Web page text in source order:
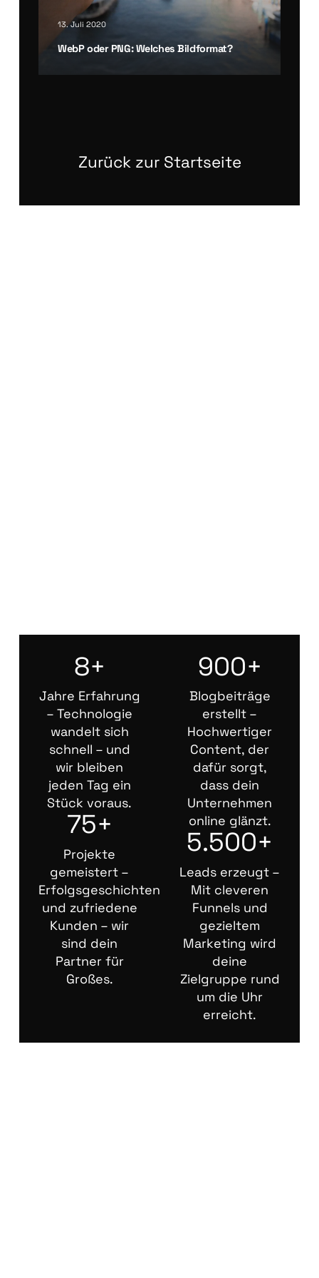
13. Juli 2020
WebP oder PNG: Wel­ches Bild­for­mat?
Zurück zur Startseite
8+
Jahre Erfahrung
– Technologie
wandelt sich
schnell – und
wir bleiben
jeden Tag ein
Stück voraus.
75+
Projekte
gemeistert –
Erfolgsgeschichten
und zufriedene
Kunden – wir
sind dein
Partner für
Großes.
900+
Blogbeiträge
erstellt –
Hochwertiger
Content, der
dafür sorgt,
dass dein
Unternehmen
online glänzt.
5.500+
Leads erzeugt –
Mit cleveren
Funnels und
gezieltem
Marketing wird
deine
Zielgruppe rund
um die Uhr
erreicht.